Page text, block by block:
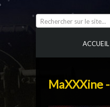
Rechercher sur le site...
ACCUEIL
MaXXXine -